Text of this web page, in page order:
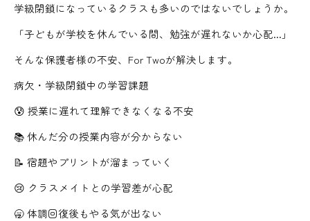
学級閉鎖になっているクラスも多いのではないでしょうか。
「子どもが学校を休んでいる間、勉強が遅れないか心配...」
そんな保護者様の不安、For Twoが解決します。
病欠・学級閉鎖中の学習課題
😰 授業に遅れて理解できなくなる不安
📚 休んだ分の授業内容が分からない
📝 宿題やプリントが溜まっていく
😢 クラスメイトとの学習差が心配
🥱 体調回復後もやる気が出ない